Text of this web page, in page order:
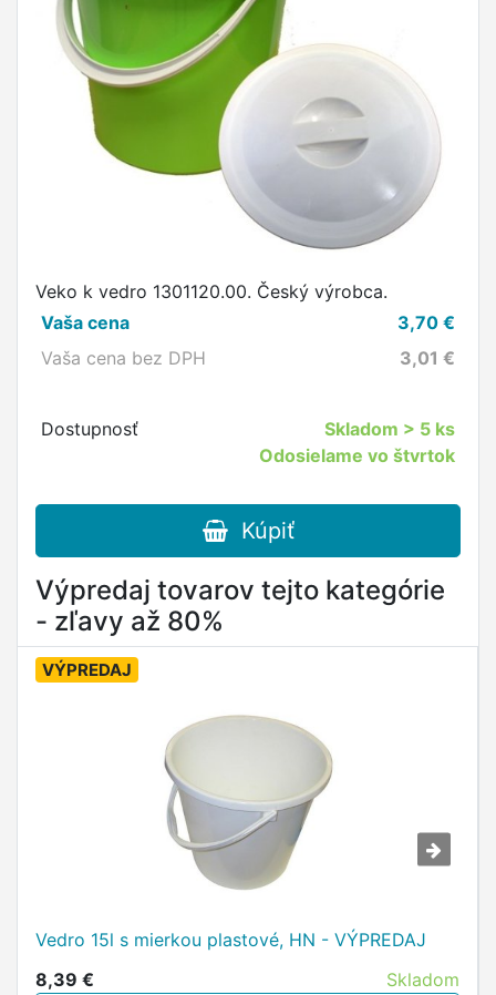
Veko k vedro 1301120.00. Český výrobca.
Vaša cena
3,70 €
Vaša cena bez DPH
3,01 €
Dostupnosť Skladom > 5 ks
Odosielame vo štvrtok
Kúpiť
Výpredaj tovarov tejto kategórie
- zľavy až 80%
VÝPREDAJ
Vedro 15l s mierkou plastové, HN - VÝPREDAJ
8,39 €
Skladom